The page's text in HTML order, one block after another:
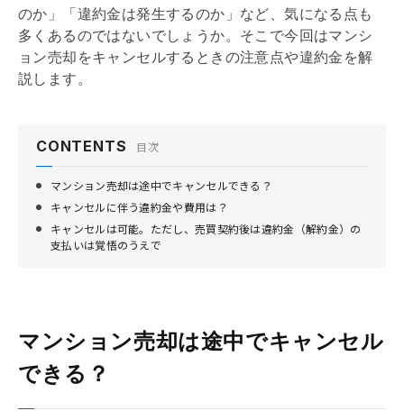
のか」「違約金は発生するのか」など、気になる点も
多くあるのではないでしょうか。そこで今回はマンシ
ョン売却をキャンセルするときの注意点や違約金を解
説します。
CONTENTS 目次
マンション売却は途中でキャンセルできる？
キャンセルに伴う違約金や費用は？
キャンセルは可能。ただし、売買契約後は違約金（解約金）の
支払いは覚悟のうえで
マンション売却は途中でキャンセル
できる？